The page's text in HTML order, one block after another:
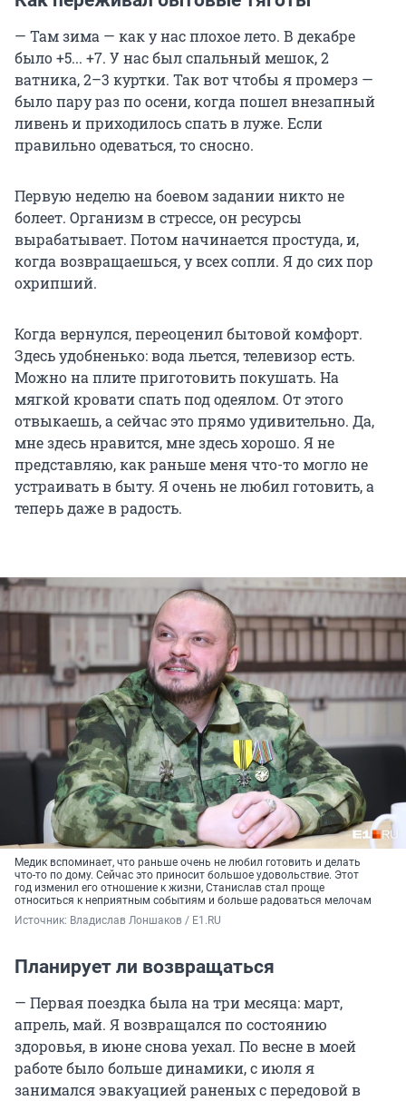
— Там зима — как у нас плохое лето. В декабре
было +5... +7. У нас был спальный мешок, 2
ватника, 2–3 куртки. Так вот чтобы я промерз —
было пару раз по осени, когда пошел внезапный
ливень и приходилось спать в луже. Если
правильно одеваться, то сносно.
Первую неделю на боевом задании никто не
болеет. Организм в стрессе, он ресурсы
вырабатывает. Потом начинается простуда, и,
когда возвращаешься, у всех сопли. Я до сих пор
охрипший.
Когда вернулся, переоценил бытовой комфорт.
Здесь удобненько: вода льется, телевизор есть.
Можно на плите приготовить покушать. На
мягкой кровати спать под одеялом. От этого
отвыкаешь, а сейчас это прямо удивительно. Да,
мне здесь нравится, мне здесь хорошо. Я не
представляю, как раньше меня что-то могло не
устраивать в быту. Я очень не любил готовить, а
теперь даже в радость.
Медик вспоминает, что раньше очень не любил готовить и делать
что-то по дому. Сейчас это приносит большое удовольствие. Этот
год изменил его отношение к жизни, Станислав стал проще
относиться к неприятным событиям и больше радоваться мелочам
Источник: Владислав Лоншаков / E1.RU
Планирует ли возвращаться
— Первая поездка была на три месяца: март,
апрель, май. Я возвращался по состоянию
здоровья, в июне снова уехал. По весне в моей
работе было больше динамики, с июля я
занимался эвакуацией раненых с передовой в